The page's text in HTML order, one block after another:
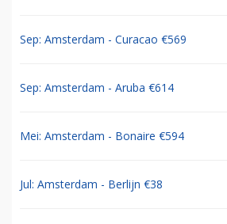
Sep: Amsterdam - Curacao €569
Sep: Amsterdam - Aruba €614
Mei: Amsterdam - Bonaire €594
Jul: Amsterdam - Berlijn €38